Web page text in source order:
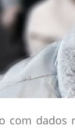
com dados